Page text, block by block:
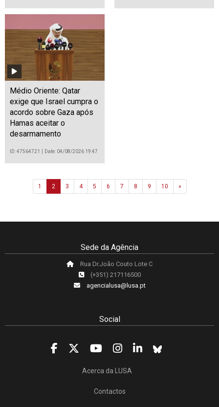
Médio Oriente: Qatar
exige que Israel cumpra o
acordo sobre Gaza após
Hamas aceitar o
desarmamento
ID: 47564721 Date: 04/08/2026 19:47
1 2 3 4 5 6 7 8 9 10 »Next
Sede da Agência
Rua Dr.João Couto Lote C
(+351) 217116500
agencialusa@lusa.pt
Social
Acerca da LUSA
Contactos